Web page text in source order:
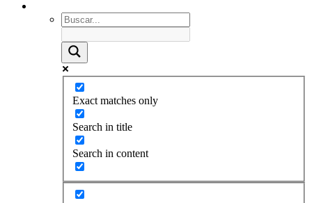
Exact matches only
Search in title
Search in content